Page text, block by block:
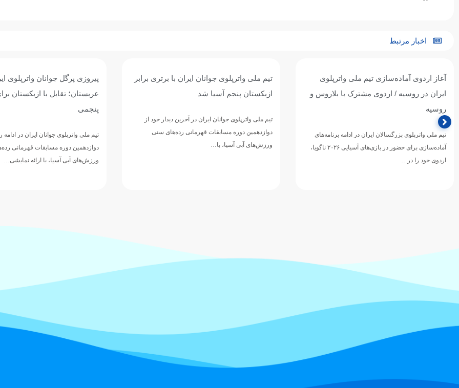
اخبار مرتبط
آغاز اردوی آماده‌سازی تیم ملی واترپلوی
ایران در روسیه / اردوی مشترک با بلاروس و
روسیه
تیم ملی واترپلوی بزرگسالان ایران در ادامه برنامه‌های
آماده‌سازی برای حضور در بازی‌های آسیایی ۲۰۲۶ ناگویا،
اردوی خود را در…
تیم ملی واترپلوی جوانان ایران با برتری برابر
ازبکستان پنجم آسیا شد
تیم ملی واترپلوی جوانان ایران در آخرین دیدار خود از
دوازدهمین دوره مسابقات قهرمانی رده‌های سنی
ورزش‌های آبی آسیا، با…
پیروزی پرگل جوانان واترپلوی
عربستان؛ تقابل با ازبکستان
پنجمی
تیم ملی واترپلوی جوانان ایران در
دوازدهمین دوره مسابقات قهرمانی
ورزش‌های آبی آسیا، با ارائه نمایشی…